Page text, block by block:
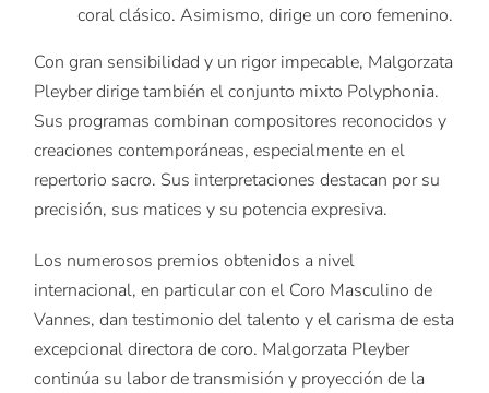
coral clásico. Asimismo, dirige un coro femenino.
Con gran sensibilidad y un rigor impecable, Malgorzata
Pleyber dirige también el conjunto mixto Polyphonia.
Sus programas combinan compositores reconocidos y
creaciones contemporáneas, especialmente en el
repertorio sacro. Sus interpretaciones destacan por su
precisión, sus matices y su potencia expresiva.
Los numerosos premios obtenidos a nivel
internacional, en particular con el Coro Masculino de
Vannes, dan testimonio del talento y el carisma de esta
excepcional directora de coro. Malgorzata Pleyber
continúa su labor de transmisión y proyección de la